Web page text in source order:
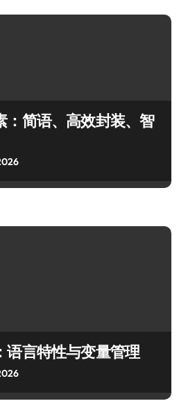
：简语、高效封装、智
语言特性与变量管理